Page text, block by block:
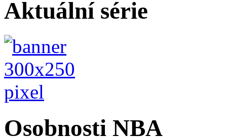
Aktuální série
Osobnosti NBA